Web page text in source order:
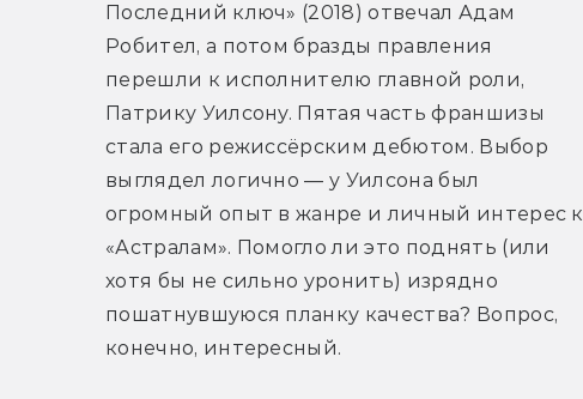
Последний ключ» (2018) отвечал Адам
Робител, а потом бразды правления
перешли к исполнителю главной роли,
Патрику Уилсону. Пятая часть франшизы
стала его режиссёрским дебютом. Выбор
выглядел логично — у Уилсона был
огромный опыт в жанре и личный интерес к
«Астралам». Помогло ли это поднять (или
хотя бы не сильно уронить) изрядно
пошатнувшуюся планку качества? Вопрос,
конечно, интересный.